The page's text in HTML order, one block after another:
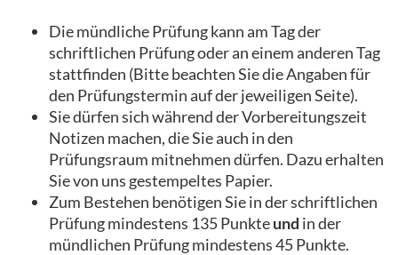
Die mündliche Prüfung kann am Tag der
schriftlichen Prüfung oder an einem anderen Tag
stattfinden (Bitte beachten Sie die Angaben für
den Prüfungstermin auf der jeweiligen Seite).
Sie dürfen sich während der Vorbereitungszeit
Notizen machen, die Sie auch in den
Prüfungsraum mitnehmen dürfen. Dazu erhalten
Sie von uns gestempeltes Papier.
Zum Bestehen benötigen Sie in der schriftlichen
Prüfung mindestens 135 Punkteund in der
mündlichen Prüfung mindestens 45 Punkte.